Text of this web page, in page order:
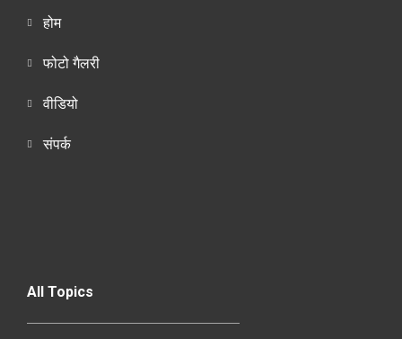
होम
फोटो गैलरी
वीडियो
संपर्क
All Topics